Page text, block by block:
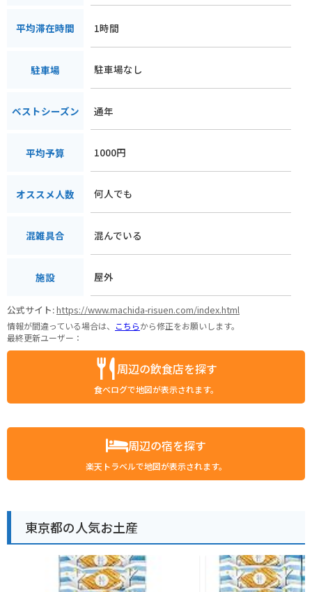
平均滞在時間 1時間
駐車場 駐車場なし
ベストシーズン 通年
平均予算 1000円
オススメ人数 何人でも
混雑具合 混んでいる
施設 屋外
公式サイト:https://www.machida-risuen.com/index.html
情報が間違っている場合は、 こちらから修正をお願いします。
最終更新ユーザー：
周辺の飲食店を探す
食べログで地図が表示されます。
周辺の宿を探す
楽天トラベルで地図が表示されます。
東京都の人気お土産